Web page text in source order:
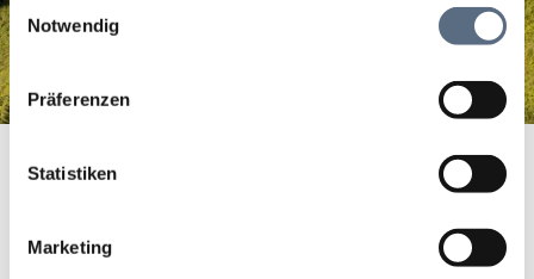
zusammen, die Sie ihnen bereitgestellt haben oder die
sie im Rahmen Ihrer Nutzung der Dienste gesammelt
Notwendig
Präferenzen
Statistiken
Marketing